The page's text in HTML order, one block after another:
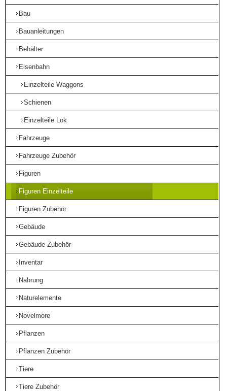
Bau
Bauanleitungen
Behälter
Eisenbahn
Einzelteile Waggons
Schienen
Einzelteile Lok
Fahrzeuge
Fahrzeuge Zubehör
Figuren
Figuren Einzelteile
Figuren Zubehör
Gebäude
Gebäude Zubehör
Inventar
Nahrung
Naturelemente
Novelmore
Pflanzen
Pflanzen Zubehör
Tiere
Tiere Zubehör